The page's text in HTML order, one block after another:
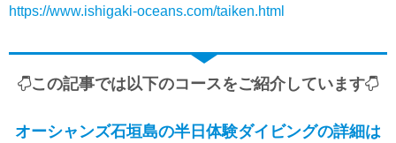
https://www.ishigaki-oceans.com/taiken.html
この記事では以下のコースをご紹介しています
オーシャンズ石垣島の半日体験ダイビングの詳細は